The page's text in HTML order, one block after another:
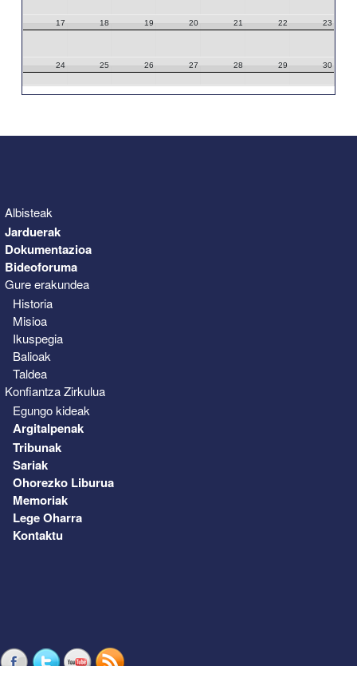
17 18 19 20 21 22 23
24 25 26 27 28 29 30
Albisteak
Jarduerak
Dokumentazioa
Bideoforuma
Gure erakundea
Historia
Misioa
Ikuspegia
Balioak
Taldea
Konfiantza Zirkulua
Egungo kideak
Argitalpenak
Tribunak
Sariak
Ohorezko Liburua
Memoriak
Lege Oharra
Kontaktu